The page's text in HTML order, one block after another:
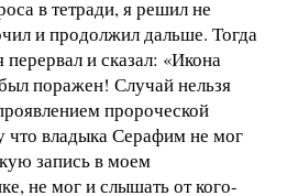
в тетради, я решил не
и продолжил дальше. Тогда
и сказал: «Икона
поражен! Случай нельзя
пророческой
что владыка Серафим не мог
запись в моем
не мог и слышать от кого-